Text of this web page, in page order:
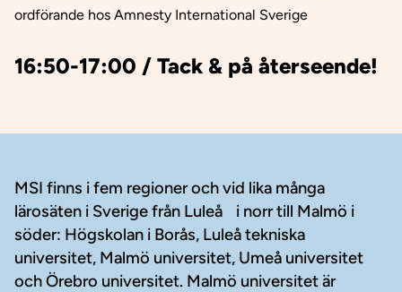
ordförande hos Amnesty International Sverige
16:50-17:00 / Tack & på återseende!
MSI finns i fem regioner och vid lika många
lärosäten i Sverige från Luleå i norr till Malmö i
söder: Högskolan i Borås, Luleå tekniska
universitet, Malmö universitet, Umeå universitet
och Örebro universitet. Malmö universitet är